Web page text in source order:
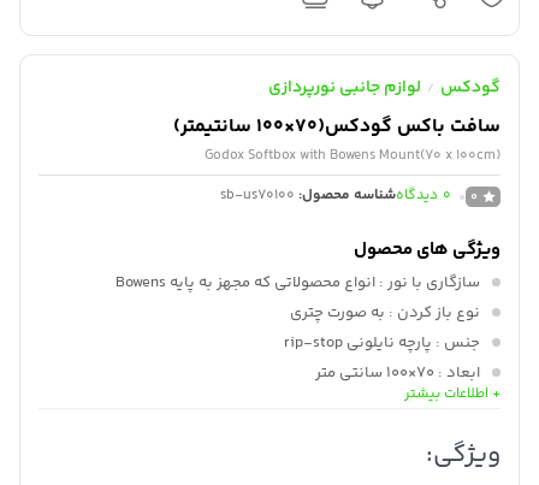
گودکس / لوازم جانبی نورپردازی
سافت باکس گودکس(70×100 سانتیمتر)
Godox Softbox with Bowens Mount(70 x 100cm)
0
0 دیدگاهشناسه محصول: sb-us70100
ویژگی های محصول
سازگاری با نور : انواع محصولاتی که مجهز به پایه Bowens
نوع باز کردن : به صورت چتری
جنس : پارچه نایلونی rip-stop
ابعاد : 70×100 سانتی متر
وزن: 1.5کیلوگرم
+ اطلاعات بیشتر
ویژگی: